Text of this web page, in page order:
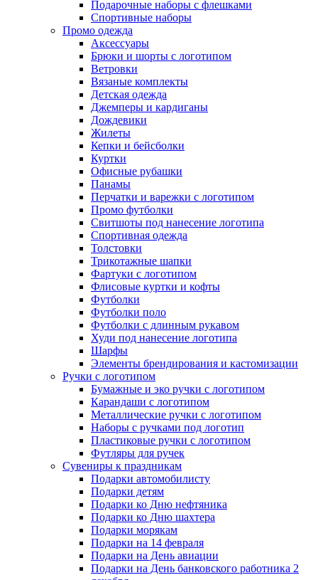
Подарочные наборы с флешками
Спортивные наборы
Промо одежда
Аксессуары
Брюки и шорты с логотипом
Ветровки
Вязаные комплекты
Детская одежда
Джемперы и кардиганы
Дождевики
Жилеты
Кепки и бейсболки
Куртки
Офисные рубашки
Панамы
Перчатки и варежки с логотипом
Промо футболки
Свитшоты под нанесение логотипа
Спортивная одежда
Толстовки
Трикотажные шапки
Фартуки с логотипом
Флисовые куртки и кофты
Футболки
Футболки поло
Футболки с длинным рукавом
Худи под нанесение логотипа
Шарфы
Элементы брендирования и кастомизации
Ручки с логотипом
Бумажные и эко ручки с логотипом
Карандаши с логотипом
Металлические ручки с логотипом
Наборы с ручками под логотип
Пластиковые ручки с логотипом
Футляры для ручек
Сувениры к праздникам
Подарки автомобилисту
Подарки детям
Подарки ко Дню нефтяника
Подарки ко Дню шахтера
Подарки морякам
Подарки на 14 февраля
Подарки на День авиации
Подарки на День банковского работника 2